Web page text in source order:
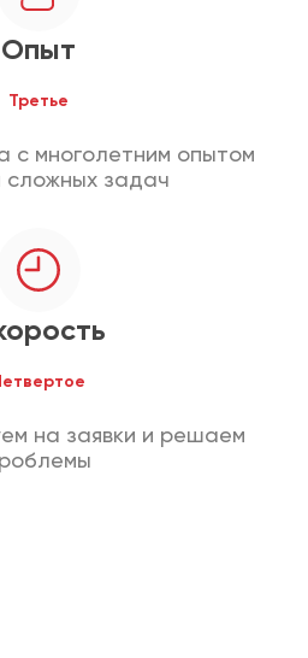
Опыт
Третье
с многолетним опытом
сложных задач
на заявки и решаем